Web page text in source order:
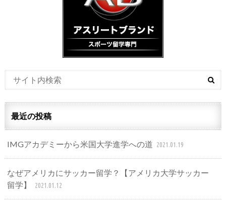
最近の投稿
IMGアカデミーから米国大学進学への道 2021.01.19
なぜアメリカにサッカー留学？【アメリカ大学サッカー
留学】
2021.01.12